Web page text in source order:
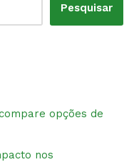
Pesquisar
opções de
nos